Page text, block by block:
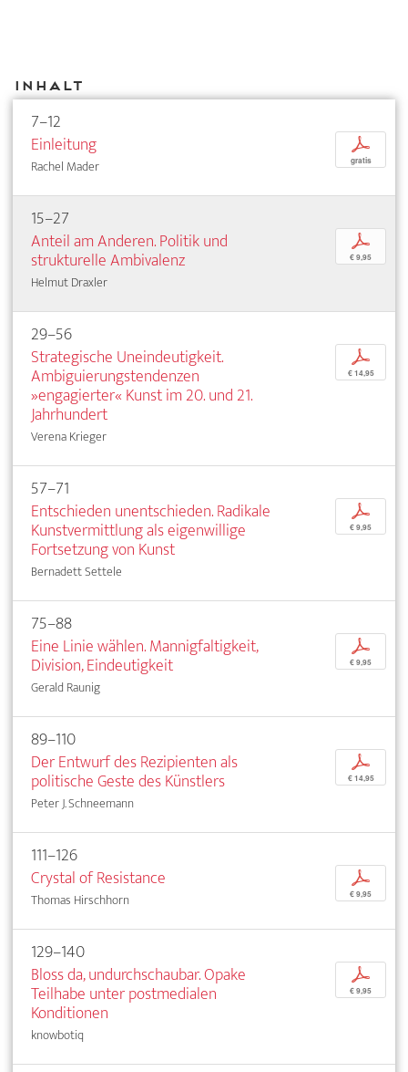
Inhalt
7–12
Einleitung
Rachel Mader
p
gratis
15–27
Anteil am Anderen. Politik und
strukturelle Ambivalenz
Helmut Draxler
p
€ 9,95
29–56
Strategische Uneindeutigkeit.
Ambiguierungstendenzen
»engagierter« Kunst im 20. und 21.
Jahrhundert
Verena Krieger
p
€ 14,95
57–71
Entschieden unentschieden. Radikale
Kunstvermittlung als eigenwillige
Fortsetzung von Kunst
Bernadett Settele
p
€ 9,95
75–88
Eine Linie wählen. Mannigfaltigkeit,
Division, Eindeutigkeit
Gerald Raunig
p
€ 9,95
89–110
Der Entwurf des Rezipienten als
politische Geste des Künstlers
Peter J. Schneemann
p
€ 14,95
111–126
Crystal of Resistance
Thomas Hirschhorn
p
€ 9,95
129–140
Bloss da, undurchschaubar. Opake
Teilhabe unter postmedialen
Konditionen
knowbotiq
p
€ 9,95